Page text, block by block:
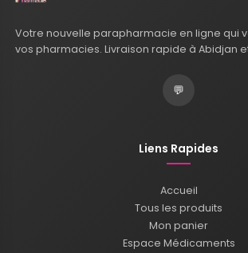
Votre nouvelle parapharmacie en ligne qui
vos pharmacies. Livraison rapide à Abidjan
💬
Liens Rapides
Accueil
Tous les produits
Mon panier
Espace Médicaments